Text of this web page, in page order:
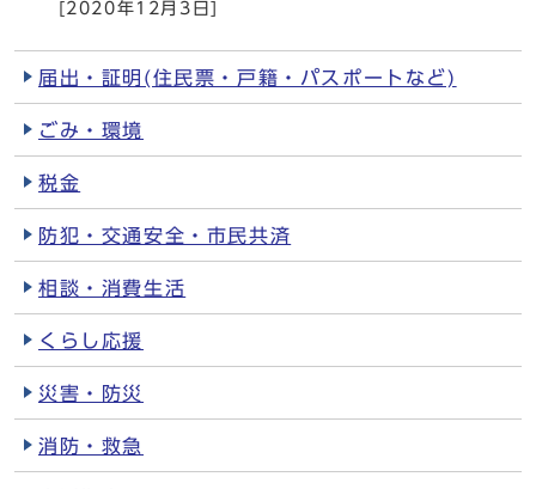
[2020年12月3日]
届出・証明(住民票・戸籍・パスポートなど)
ごみ・環境
税金
防犯・交通安全・市民共済
相談・消費生活
くらし応援
災害・防災
消防・救急